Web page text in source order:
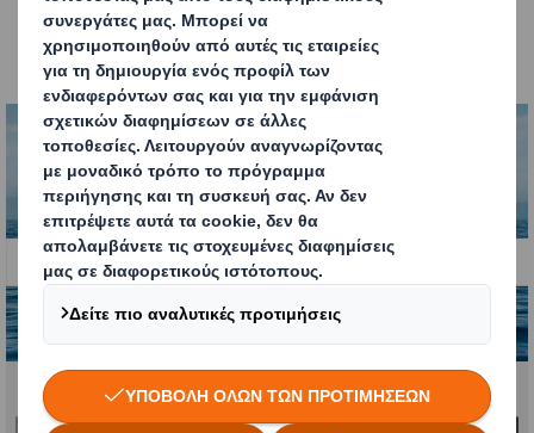
επιτυχία τη SKINOS μέσω ενός οπτικά ελκυστικού artwork
που αναδεικνύει τη φρεσκάδα του προϊόντος και την
ελληνική καλοκαιρινή εσάνς.
Carousel. Use previous and next buttons to move
Κάντε κλικ για προβολή μεγαλύτερης οθόνης